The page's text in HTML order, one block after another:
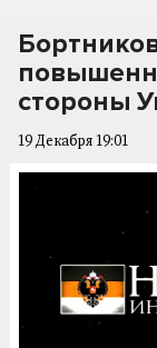
стороны
19 Декабря 19:01